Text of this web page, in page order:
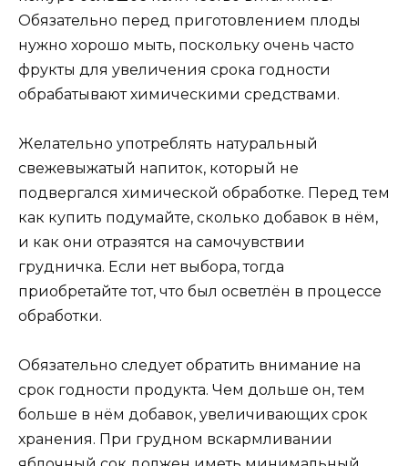
Обязательно перед приготовлением плоды
нужно хорошо мыть, поскольку очень часто
фрукты для увеличения срока годности
обрабатывают химическими средствами.
Желательно употреблять натуральный
свежевыжатый напиток, который не
подвергался химической обработке. Перед тем
как купить подумайте, сколько добавок в нём,
и как они отразятся на самочувствии
грудничка. Если нет выбора, тогда
приобретайте тот, что был осветлён в процессе
обработки.
Обязательно следует обратить внимание на
срок годности продукта. Чем дольше он, тем
больше в нём добавок, увеличивающих срок
хранения. При грудном вскармливании